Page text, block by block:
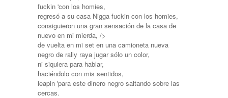
fuckin 'con los homies,
regresó a su casa Nigga fuckin con los homies,
consiguieron una gran sensación de la casa de
nuevo en mi mierda, />
de vuelta en mi set en una camioneta nueva
negro de rally raya jugar sólo un color,
ni siquiera para hablar,
haciéndolo con mis sentidos,
leapin 'para este dinero negro saltando sobre las
cercas.